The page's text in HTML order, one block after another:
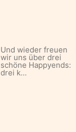
Und wieder freuen
wir uns über drei
schöne Happyends:
drei k…